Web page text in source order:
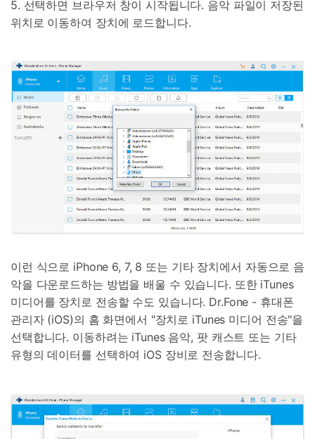
5. 선택하면 브라우저 창이 시작됩니다. 음악 파일이 저장된
위치로 이동하여 장치에 로드합니다.
이런 식으로 iPhone 6, 7, 8 또는 기타 장치에서 자동으로 음
악을 다운로드하는 방법을 배울 수 있습니다. 또한 iTunes
미디어를 장치로 전송할 수도 있습니다. Dr.Fone - 휴대폰
관리자 (iOS)의 홈 화면에서 "장치로 iTunes 미디어 전송"을
선택합니다. 이동하려는 iTunes 음악, 팟 캐스트 또는 기타
유형의 데이터를 선택하여 iOS 장비로 전송합니다.